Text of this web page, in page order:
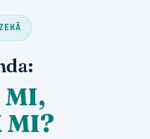
MI,
MI?